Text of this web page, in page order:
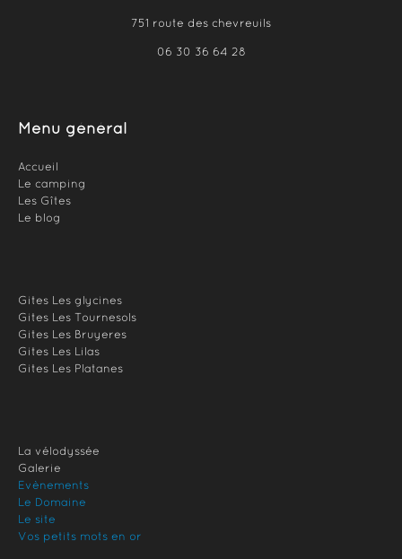
751 route des chevreuils
06 30 36 64 28
Menu général
Accueil
Le camping
Les Gîtes
Le blog
Gites Les glycines
Gites Les Tournesols
Gites Les Bruyeres
Gites Les Lilas
Gites Les Platanes
La vélodyssée
Galerie
Evènements
Le Domaine
Le site
Vos petits mots en or